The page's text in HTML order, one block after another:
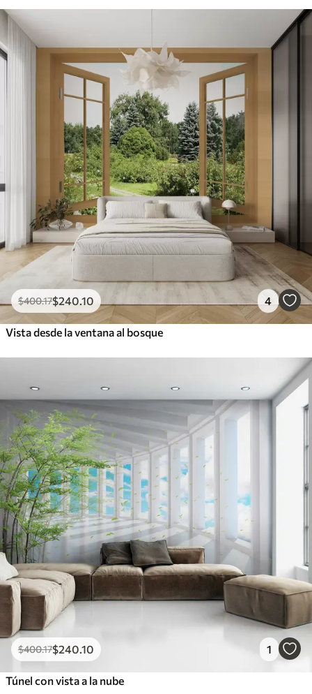
$400.17$240 .10 4
Vista desde la ventana al bosque
$400.17$240 .10 1
Túnel con vista a la nube